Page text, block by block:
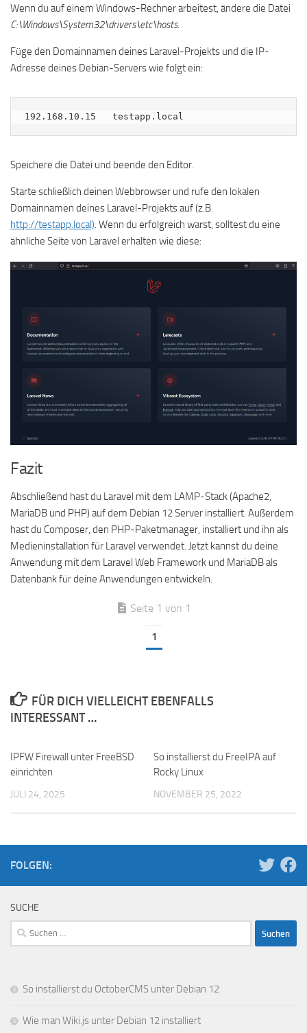
Wenn du auf einem Windows-Rechner arbeitest, ändere die Datei
C:\Windows\System32\drivers\etc\hosts.
Füge den Domainnamen deines Laravel-Projekts und die IP-
Adresse deines Debian-Servers wie folgt ein:
192.168.10.15   testapp.local
Speichere die Datei und beende den Editor.
Starte schließlich deinen Webbrowser und rufe den lokalen
Domainnamen deines Laravel-Projekts auf (z.B.
http://testapp.local). Wenn du erfolgreich warst, solltest du eine
ähnliche Seite von Laravel erhalten wie diese:
Fazit
Abschließend hast du Laravel mit dem LAMP-Stack (Apache2,
MariaDB und PHP) auf dem Debian 12 Server installiert. Außerdem
hast du Composer, den PHP-Paketmanager, installiert und ihn als
Medieninstallation für Laravel verwendet. Jetzt kannst du deine
Anwendung mit dem Laravel Web Framework und MariaDB als
Datenbank für deine Anwendungen entwickeln.
Seite 1 von 1
1
FÜR DICH VIELLEICHT EBENFALLS
INTERESSANT …
IPFW Firewall unter FreeBSD
einrichten
JULI 24, 2025
So installierst du FreeIPA auf
Rocky Linux
NOVEMBER 25, 2022
FOLGEN:
SUCHE
Suchen
nach:
So installierst du OctoberCMS unter Debian 12
Wie man Wiki.js unter Debian 12 installiert